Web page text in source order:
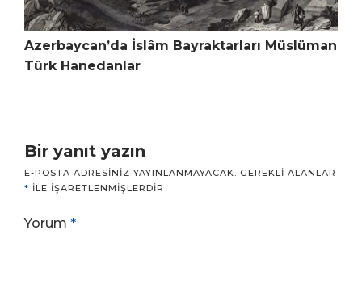
Azerbaycan’da İslâm Bayraktarları Müslüman
Türk Hanedanlar
Bir yanıt yazın
E-POSTA ADRESINIZ YAYINLANMAYACAK. GEREKLI ALANLAR
* ILE IŞARETLENMIŞLERDIR
Yorum *